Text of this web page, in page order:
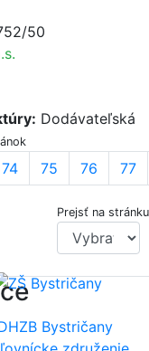
50
Dodávateľská
74 75 76 77
Prejsť na stránku